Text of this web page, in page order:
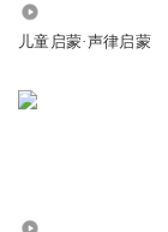
儿童启蒙·声律启蒙